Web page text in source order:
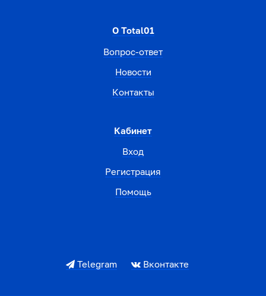
О Total01
Вопрос-ответ
Новости
Контакты
Кабинет
Вход
Регистрация
Помощь
Telegram Вконтакте